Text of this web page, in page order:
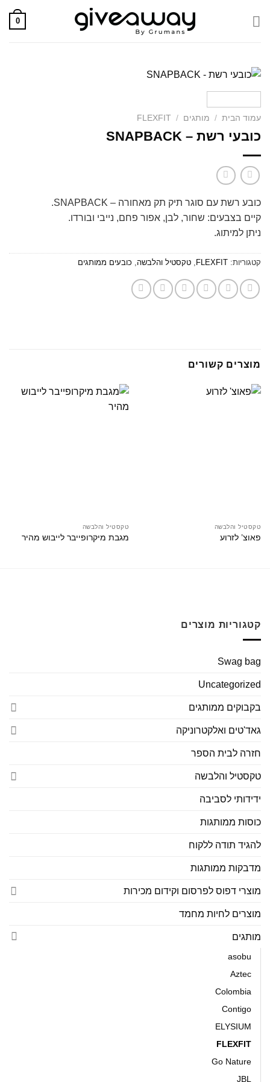
0
עמוד הבית / מותגים /
FLEXFIT
כובעי רשת – SNAPBACK
כובע רשת עם סוגר תיק תק מאחורה – SNAPBACK.
קיים בצבעים: שחור, לבן, אפור פחם, נייבי ובורדו.
ניתן למיתוג.
קטגוריות: FLEXFIT טקסטיל והלבשה כובעים ממותגים
מוצרים קשורים
טקסטיל והלבשה
פאוצ’ לזרוע
טקסטיל והלבשה
מגבת מיקרופייבר לייבוש מהיר
קטגוריות מוצרים
Swag bag
Uncategorized
בקבוקים ממותגים
גאד'טים ואלקטרוניקה
חזרה לבית הספר
טקסטיל והלבשה
ידידותי לסביבה
כוסות ממותגות
להגיד תודה ללקוח
מדבקות ממותגות
מוצרי דפוס לפרסום וקידום מכירות
מוצרים לחיות מחמד
מותגים
asobu
Aztec
Colombia
Contigo
ELYSIUM
FLEXFIT
Go Nature
JBL